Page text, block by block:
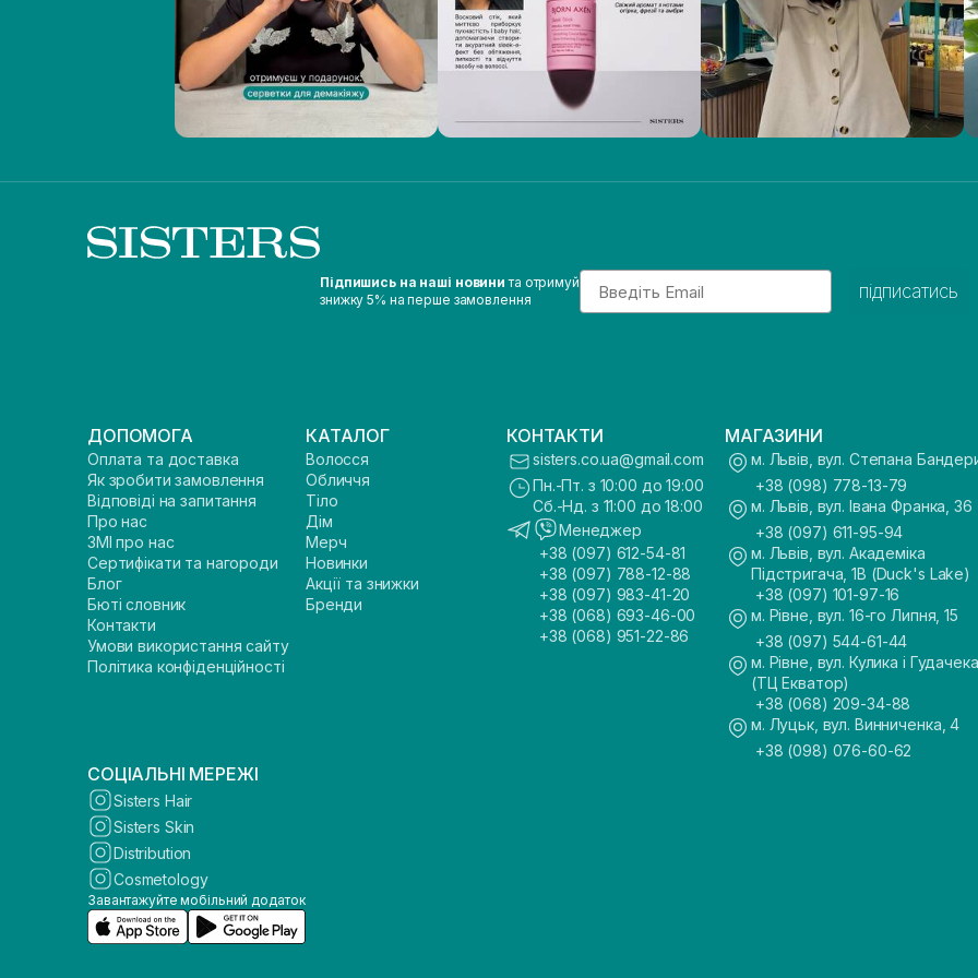
Підпишись на наші новини та отримуй
знижку 5% на перше замовлення
Email
підписатись
ДОПОМОГА
Оплата та доставка
Як зробити замовлення
Відповіді на запитання
Про нас
ЗМІ про нас
Сертифікати та нагороди
Блог
Бюті словник
Контакти
Умови використання сайту
Політика конфіденційності
КАТАЛОГ
Волосся
Обличчя
Тіло
Дім
Мерч
Новинки
Акції та знижки
Бренди
КОНТАКТИ
sisters.co.ua@gmail.com
Пн.-Пт. з 10:00 до 19:00
Сб.-Нд. з 11:00 до 18:00
Менеджер
+38 (097) 612-54-81
+38 (097) 788-12-88
+38 (097) 983-41-20
+38 (068) 693-46-00
+38 (068) 951-22-86
МАГАЗИНИ
м. Львів, вул. Степана
+38 (098) 778-13-79
м. Львів, вул. Івана Франка, 36
+38 (097) 611-95-94
м. Львів, вул. Академіка
Підстригача, 1В (Duck's Lake)
+38 (097) 101-97-16
м. Рівне, вул. 16-го Липня, 15
+38 (097) 544-61-44
м. Рівне, вул. Кулика і
(ТЦ Екватор)
+38 (068) 209-34-88
м. Луцьк, вул. Винниченка, 4
+38 (098) 076-60-62
СОЦІАЛЬНІ МЕРЕЖІ
Sisters Hair
Sisters Skin
Distribution
Cosmetology
Завантажуйте мобільний додаток